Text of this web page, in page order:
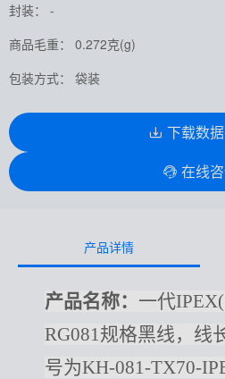
封装： -
商品毛重： 0.272克(g)
包装方式： 袋装
下载数
在线
产品详情
产品名称： 一代
RG081规格黑线，线
号为KH-081-TX70-